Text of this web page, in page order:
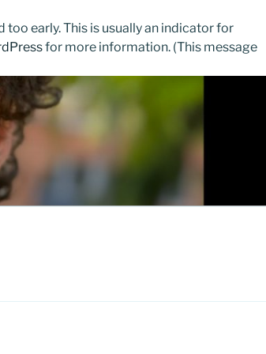
early. This is usually an indicator for
for more information. (This message